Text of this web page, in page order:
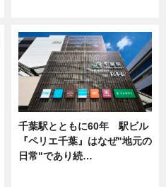
千葉駅とともに60年 駅ビル
『ペリエ千葉』はなぜ"地元の
日常"であり続…